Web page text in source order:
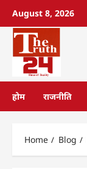
August 8, 2026
होम राजनीति
Home Blog